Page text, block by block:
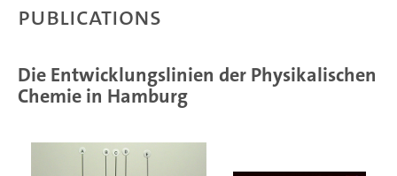
Publications
Die Entwicklungslinien der Physikalischen
Chemie in Hamburg